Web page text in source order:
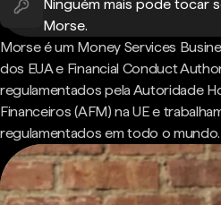
Ninguém mais pode tocar
Morse.
Morse é um Money Services
dos EUA e Financial Conduct
regulamentados pela Autoridade
Financeiros (AFM) na UE e
regulamentados em todo o mundo.